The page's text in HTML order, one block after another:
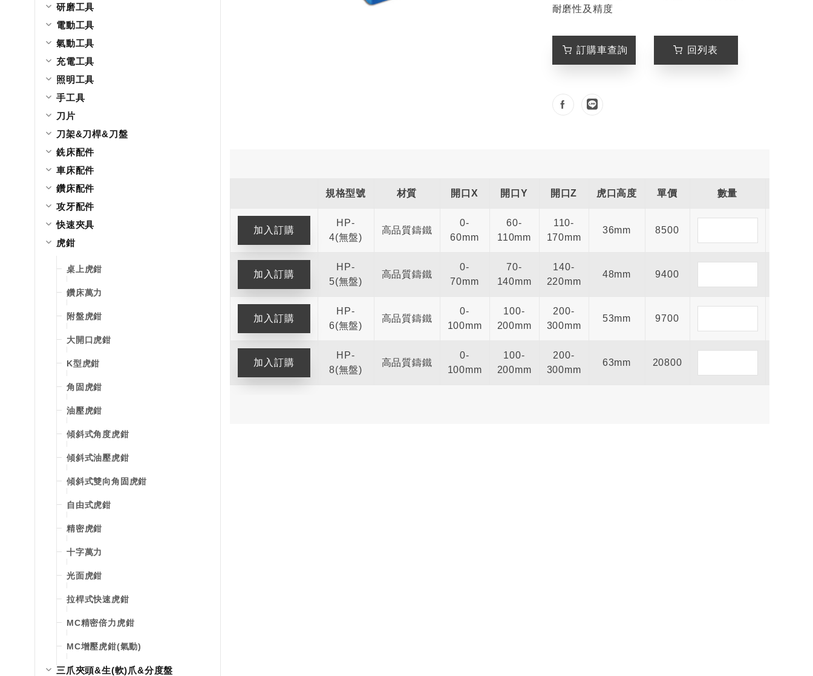
研磨工具
電動工具
氣動工具
充電工具
照明工具
手工具
刀片
刀架&刀桿&刀盤
銑床配件
車床配件
鑽床配件
攻牙配件
快速夾具
虎鉗
桌上虎鉗
鑽床萬力
附盤虎鉗
大開口虎鉗
K型虎鉗
角固虎鉗
油壓虎鉗
傾斜式角度虎鉗
傾斜式油壓虎鉗
傾斜式雙向角固虎鉗
自由式虎鉗
精密虎鉗
十字萬力
光面虎鉗
拉桿式快速虎鉗
MC精密倍力虎鉗
MC增壓虎鉗(氣動)
三爪夾頭&生(軟)爪&分度盤
耐磨性及精度
訂購車查詢 回列表
規格型號 材質 開口X 開口Y 開口Z 虎口高度 單價 數量
HP-
4(無盤)
高品質鑄鐵
0-
60mm
60-
110mm
110-
170mm
36mm 8500
HP-
5(無盤)
高品質鑄鐵
0-
70mm
70-
140mm
140-
220mm
48mm 9400
HP-
6(無盤)
高品質鑄鐵
0-
100mm
100-
200mm
200-
300mm
53mm 9700
HP-
8(無盤)
高品質鑄鐵
0-
100mm
100-
200mm
200-
300mm
63mm 20800